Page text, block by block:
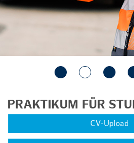
PRAKTIKUM FÜR
CV-Upload